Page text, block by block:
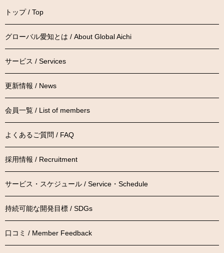
トップ / Top
グローバル愛知とは / About Global Aichi
サービス / Services
更新情報 / News
会員一覧 / List of members
よくあるご質問 / FAQ
採用情報 / Recruitment
サービス・スケジュール / Service・Schedule
持続可能な開発目標 / SDGs
口コミ / Member Feedback